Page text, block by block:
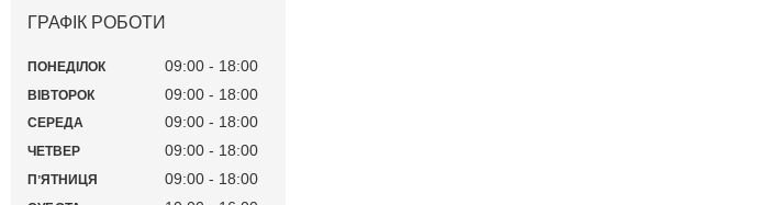
ГРАФІК РОБОТИ
ПОНЕДІЛОК 09:00 18:00
ВІВТОРОК 09:00 18:00
СЕРЕДА 09:00 18:00
ЧЕТВЕР 09:00 18:00
ПʼЯТНИЦЯ 09:00 18:00